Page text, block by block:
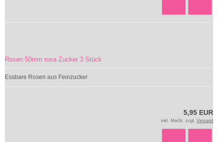
Rosen 50mm rosa Zucker 3 Stück
Essbare Rosen aus Feinzucker
5,95 EUR
inkl. MwSt. zzgl. Versand